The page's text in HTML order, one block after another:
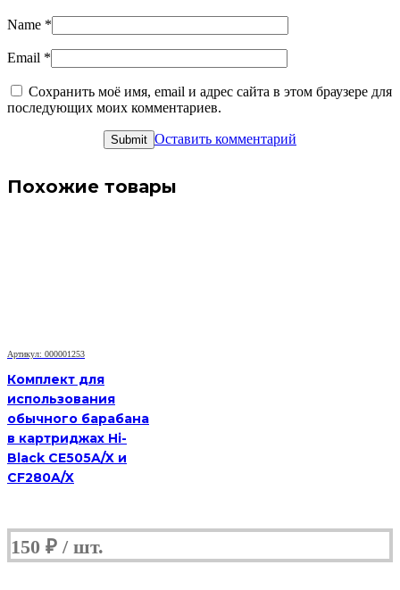
Name *
Email *
Сохранить моё имя, email и адрес сайта в этом браузере для
последующих моих комментариев.
Оставить комментарий
Похожие товары
Артикул: 000001253
Комплект для
использования
обычного барабана
в картриджах Hi-
Black CE505A/X и
CF280A/X
150 ₽